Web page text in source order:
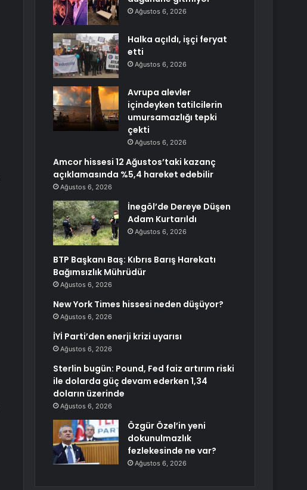
Ağustos 6, 2026
Halka açıldı, işçi feryat
etti
Ağustos 6, 2026
Avrupa alevler
içindeyken tatilcilerin
umursamazlığı tepki
çekti
Ağustos 6, 2026
Amcor hissesi 12 Ağustos’taki kazanç
açıklamasında %5,4 hareket edebilir
Ağustos 6, 2026
İnegöl’de Dereye Düşen
Adam Kurtarıldı
Ağustos 6, 2026
BTP Başkanı Baş: Kıbrıs Barış Harekatı
Bağımsızlık Mührüdür
Ağustos 6, 2026
New York Times hissesi neden düşüyor?
Ağustos 6, 2026
İYİ Parti’den enerji krizi uyarısı
Ağustos 6, 2026
Sterlin bugün: Pound, Fed faiz artırım riski
ile dolarda güç devam ederken 1,34
doların üzerinde
Ağustos 6, 2026
Özgür Özel’in yeni
dokunulmazlık
fezlekesinde ne var?
Ağustos 6, 2026